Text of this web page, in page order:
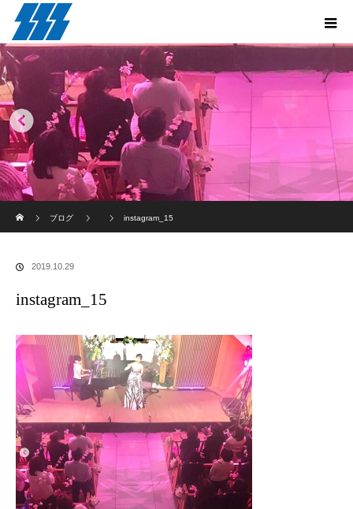
ブログ
instagram_15
2019.10.29
instagram_15